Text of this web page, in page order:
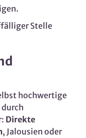
Stelle
hochwertige
Direkte
, Jalousien oder